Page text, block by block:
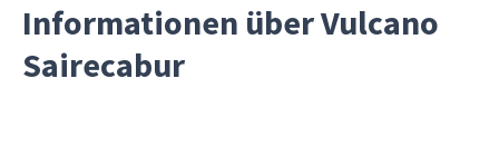
Informationen über Vulcano
Sairecabur